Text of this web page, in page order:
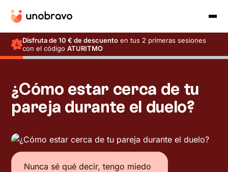
Disfruta de 10 € de descuento en tus 2 primeras sesiones
con el códigoATURITMO
¿Cómo estar cerca de tu
pareja durante el duelo?
Nunca sé qué decir, tengo miedo